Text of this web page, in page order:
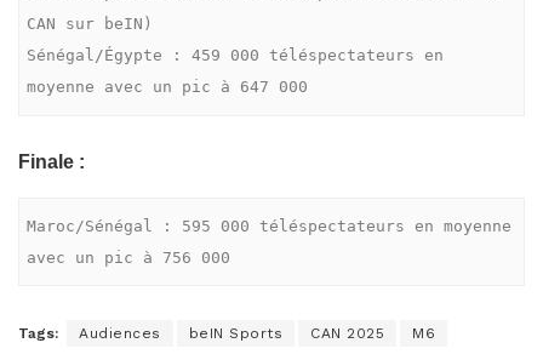
CAN sur beIN)
Sénégal/Égypte : 459 000 téléspectateurs en
moyenne avec un pic à 647 000
Finale :
Maroc/Sénégal : 595 000 téléspectateurs en moyenne
avec un pic à 756 000
Tags: Audiences beIN Sports CAN 2025 M6